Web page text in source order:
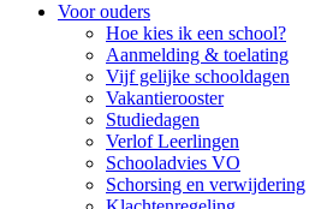
Voor ouders
Hoe kies ik een school?
Aanmelding & toelating
Vijf gelijke schooldagen
Vakantierooster
Studiedagen
Verlof Leerlingen
Schooladvies VO
Schorsing en verwijdering